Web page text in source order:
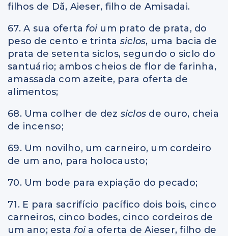
filhos de Dã, Aieser, filho de Amisadai.
67. A sua oferta foi um prato de prata, do
peso de cento e trinta siclos, uma bacia de
prata de setenta siclos, segundo o siclo do
santuário; ambos cheios de flor de farinha,
amassada com azeite, para oferta de
alimentos;
68. Uma colher de dez siclos de ouro, cheia
de incenso;
69. Um novilho, um carneiro, um cordeiro
de um ano, para holocausto;
70. Um bode para expiação do pecado;
71. E para sacrifício pacífico dois bois, cinco
carneiros, cinco bodes, cinco cordeiros de
um ano; esta foi a oferta de Aieser, filho de